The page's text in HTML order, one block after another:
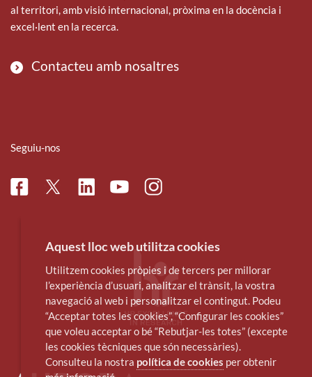
al territori, amb visió internacional, pròxima en la docència i
excel·lent en la recerca.
Contacteu amb nosaltres
Seguiu-nos
FacebookTwitterLinkedinYoutubeInstagram
Aquest lloc web utilitza cookies
Utilitzem cookies pròpies i de tercers per millorar
l’experiència d’usuari, analitzar el trànsit, la vostra
navegació al web i personalitzar el contingut. Podeu
“Acceptar totes les cookies”, “Configurar les cookies”
que voleu acceptar o bé “Rebutjar-les totes” (excepte
les cookies tècniques que són necessàries).
Consulteu la nostra política de cookies per obtenir